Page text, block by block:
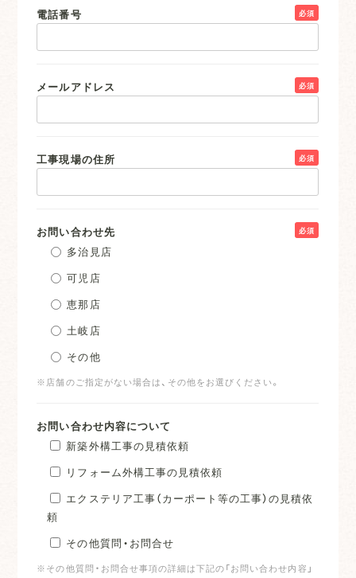
電話番号 必須
メールアドレス 必須
工事現場の住所 必須
お問い合わせ先 必須
多治見店
可児店
恵那店
土岐店
その他
※店舗のご指定がない場合は、その他をお選びください。
お問い合わせ内容について
新築外構工事の見積依頼
リフォーム外構工事の見積依頼
エクステリア工事（カーポート等の工事）の見積依
頼
その他質問・お問合せ
※その他質問・お問合せ事項の詳細は下記の「お問い合わせ内容」